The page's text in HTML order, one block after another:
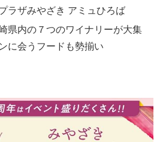
ラザみやざき アミュひろば
県内の７つのワイナリーが大集
に会うフードも勢揃い